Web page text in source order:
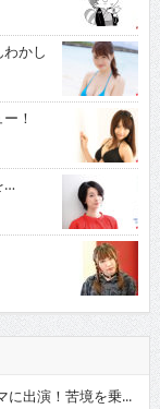
かし
！
…
出演！苦境を乗...